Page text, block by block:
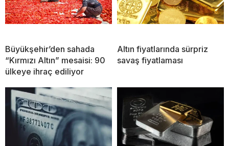
Büyükşehir’den sahada
“Kırmızı Altın” mesaisi: 90
ülkeye ihraç ediliyor
Altın fiyatlarında sürpriz
savaş fiyatlaması